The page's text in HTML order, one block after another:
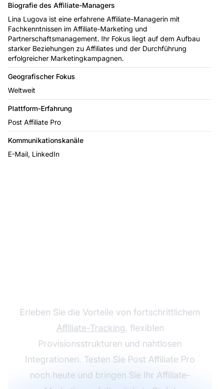
Biografie des Affiliate-Managers
Lina Lugova ist eine erfahrene Affiliate-Managerin mit
Fachkenntnissen im Affiliate-Marketing und
Partnerschaftsmanagement. Ihr Fokus liegt auf dem Aufbau
starker Beziehungen zu Affiliates und der Durchführung
erfolgreicher Marketingkampagnen.
Geografischer Fokus
Weltweit
Plattform-Erfahrung
Post Affiliate Pro
Kommunikationskanäle
E-Mail, LinkedIn
Erleben Sie die Vorteile von fortschrittlichem
Affiliate-Tracking, flexiblen
Provisionsstrukturen und nahtlosen
Integrationen. Testen Sie Post Affiliate Pro
noch heute und bringen Sie Ihr Affiliate-